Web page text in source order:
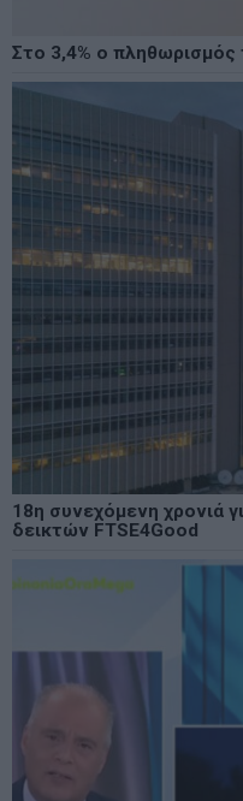
Στο 3,4% ο πληθωρισμός
18η συνεχόμενη χρονιά
δεικτών FTSE4Good